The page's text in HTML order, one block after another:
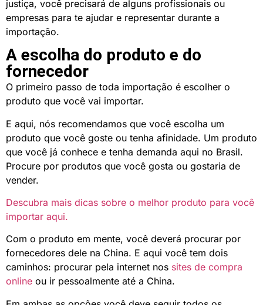
justiça, você precisará de alguns profissionais ou
empresas para te ajudar e representar durante a
importação.
A escolha do produto e do
fornecedor
O primeiro passo de toda importação é escolher o
produto que você vai importar.
E aqui, nós recomendamos que você escolha um
produto que você goste ou tenha afinidade. Um produto
que você já conhece e tenha demanda aqui no Brasil.
Procure por produtos que você gosta ou gostaria de
vender.
Descubra mais dicas sobre o melhor produto para você
importar aqui.
Com o produto em mente, você deverá procurar por
fornecedores dele na China. E aqui você tem dois
caminhos: procurar pela internet nos sites de compra
online ou ir pessoalmente até a China.